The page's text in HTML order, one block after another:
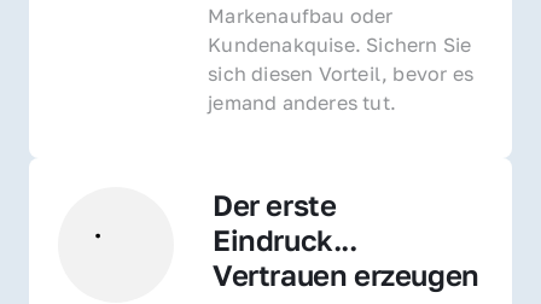
Markenaufbau oder
Kundenakquise. Sichern Sie
sich diesen Vorteil, bevor es
jemand anderes tut.
Der erste
Eindruck...
Vertrauen erzeugen